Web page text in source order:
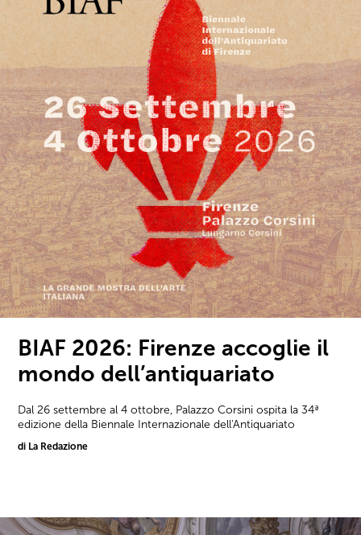
BIAF 2026: Firenze accoglie il
mondo dell’antiquariato
Dal 26 settembre al 4 ottobre, Palazzo Corsini ospita la 34ª
edizione della Biennale Internazionale dell'Antiquariato
di La Redazione